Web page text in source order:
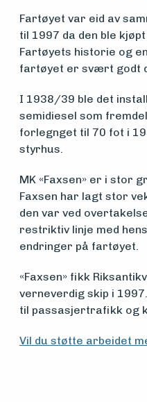
Om
foreningen
Aktuelt
Fartøyet var eid av
til 1997 da den ble
Fartøyets historie og
fartøyet er svært godt
I 1938/39 ble det
semidiesel som
forlegnget til 70 fot i
styrhus.
MK «Faxsen» er i stor
Faxsen har lagt stor
den var ved
restriktiv linje med
endringer på fartøyet.
«Faxsen» fikk
verneverdig skip i
til passasjertrafikk og
Vil du støtte arbeidet